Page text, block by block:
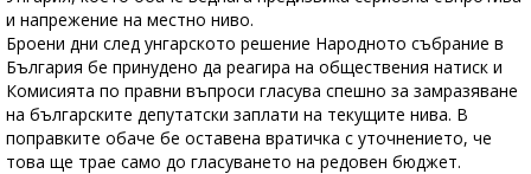
и напрежение на местно ниво.
Броени дни след унгарското решение Народното събрание в
България бе принудено да реагира на обществения натиск и
Комисията по правни въпроси гласува спешно за замразяване
на българските депутатски заплати на текущите нива. В
поправките обаче бе оставена вратичка с уточнението, че
това ще трае само до гласуването на редовен бюджет.